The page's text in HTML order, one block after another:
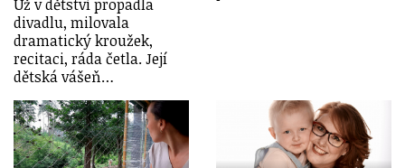
Už v dětství propadla
divadlu, milovala
dramatický kroužek,
recitaci, ráda četla. Její
dětská vášeň…